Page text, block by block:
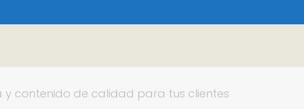
contenido de calidad para tus clientes